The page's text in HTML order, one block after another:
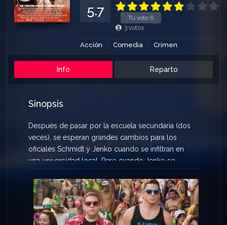
Tu voto: 6
5.7
3 votos
Acción Comedia Crimen
Info Reparto
Sinopsis
Después de pasar por la escuela secundaria (dos
veces), se esperan grandes cambios para los
oficiales Schmidt y Jenko cuando se infiltran en
una universidad local. Pero cuando Jenko se
fútbol, ​​y Schmidt se infiltra en la escena bohemia
del arte, comienzan a cuestionar su asociación.
Ahora no solo tienen que resolver el caso, tienen
que averiguar si pueden tener una relación